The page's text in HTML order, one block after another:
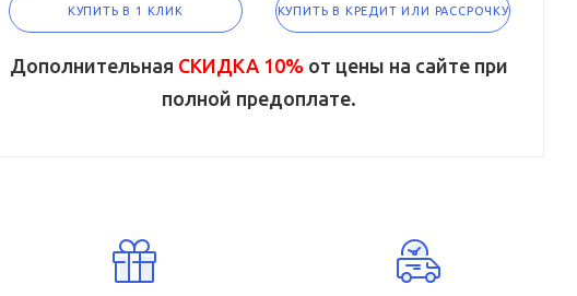
КУПИТЬ В 1 КЛИК КУПИТЬ В КРЕДИТ ИЛИ РАССРОЧКУ
Дополнительная СКИДКА 10% от цены на сайте при
полной предоплате.